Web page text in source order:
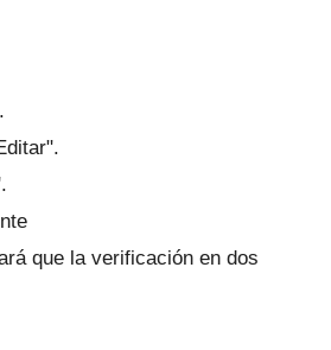
que la verificación en dos